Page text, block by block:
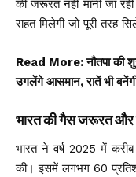
की जरूरत नहीं मानी जा
राहत मिलेगी जो पूरी तरह
Read More:नौतपा की
उगलेंगे आसमान, रातें भी
भारत की गैस जरूरत और
भारत ने वर्ष 2025 में
की। इसमें लगभग 60